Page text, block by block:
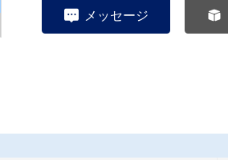
メッセージ